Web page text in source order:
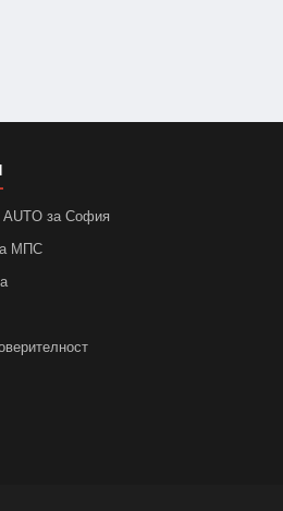
AUTO за София
МПС